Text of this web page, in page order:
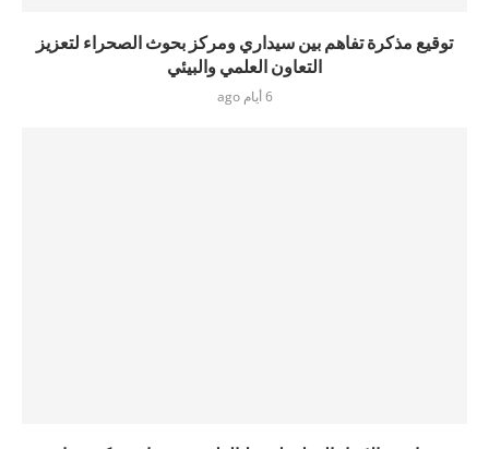
توقيع مذكرة تفاهم بين سيداري ومركز بحوث الصحراء لتعزيز
التعاون العلمي والبيئي
6 أيام ago